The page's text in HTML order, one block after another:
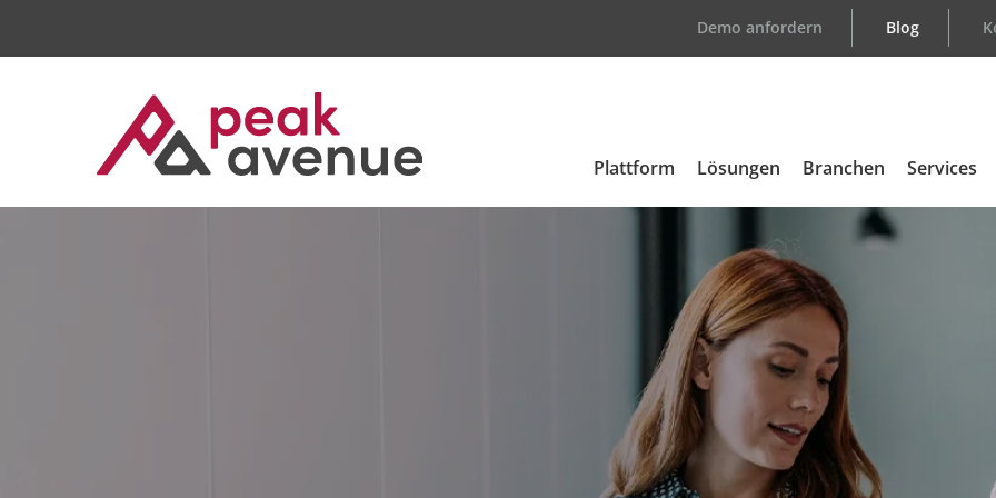
Demo anfordern Blog
Plattform Lösungen Branchen
Übersicht
Automotive
Medizintechnik
Elektronik
Aerospace & Defense
Services
Certified